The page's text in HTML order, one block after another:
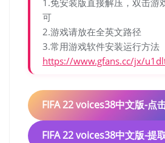
可
2.游戏请放在全英文路径
3.常用游戏软件安装运行方法
https://www.gfans.cc/jx/
FIFA 22 voices38中文版-点
FIFA 22 voices38中文版-提